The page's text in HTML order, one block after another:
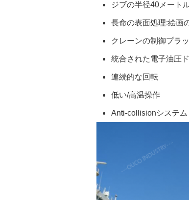
ジブの半径40メート
長命の表面処理:絵画
クレーンの制御プラ
統合された電子油圧
連続的な回転
低い/高温操作
Anti-collisionシステム